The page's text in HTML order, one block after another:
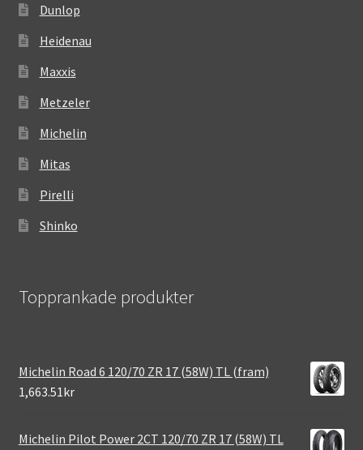
Dunlop
Heidenau
Maxxis
Metzeler
Michelin
Mitas
Pirelli
Shinko
Topprankade produkter
Michelin Road 6 120/70 ZR 17 (58W) TL (fram)
1,663.51kr
Michelin Pilot Power 2CT 120/70 ZR 17 (58W) TL